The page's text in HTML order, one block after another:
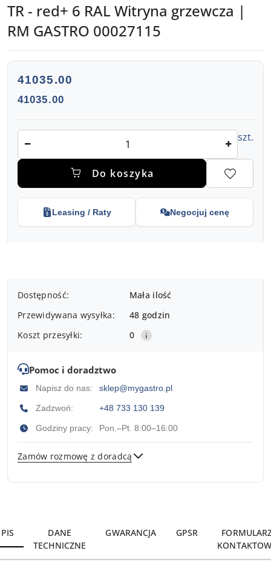
TR - red+ 6 RAL Witryna grzewcza |
RM GASTRO 00027115
cena:
41035.00
Cena:
41035.00
Ilość szt.
Do koszyka
Leasing / Raty Negocjuj cenę
Dostępność
dostawa
Dostępność:
Mała ilość
Przewidywana wysyłka:
48 godzin
Koszt przesyłki:
0
Pomoc i doradztwo
Napisz do nas: sklep@mygastro.pl
Zadzwoń: +48 733 130 139
Godziny pracy: Pon.–Pt. 8:00–16:00
Zamów rozmowę z doradcą
DANE
TECHNICZNE
GWARANCJA GPSR